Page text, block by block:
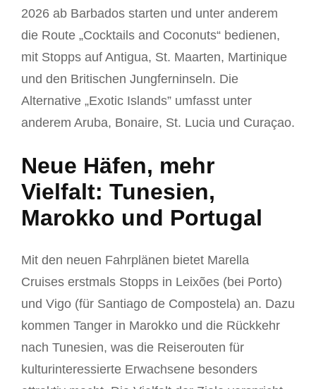
2026 ab Barbados starten und unter anderem
die Route „Cocktails and Coconuts“ bedienen,
mit Stopps auf Antigua, St. Maarten, Martinique
und den Britischen Jungferninseln. Die
Alternative „Exotic Islands” umfasst unter
anderem Aruba, Bonaire, St. Lucia und Curaçao.
Neue Häfen, mehr
Vielfalt: Tunesien,
Marokko und Portugal
Mit den neuen Fahrplänen bietet Marella
Cruises erstmals Stopps in Leixões (bei Porto)
und Vigo (für Santiago de Compostela) an. Dazu
kommen Tanger in Marokko und die Rückkehr
nach Tunesien, was die Reiserouten für
kulturinteressierte Erwachsene besonders